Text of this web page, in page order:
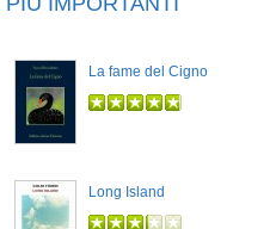
La fame del Cigno
Long Island